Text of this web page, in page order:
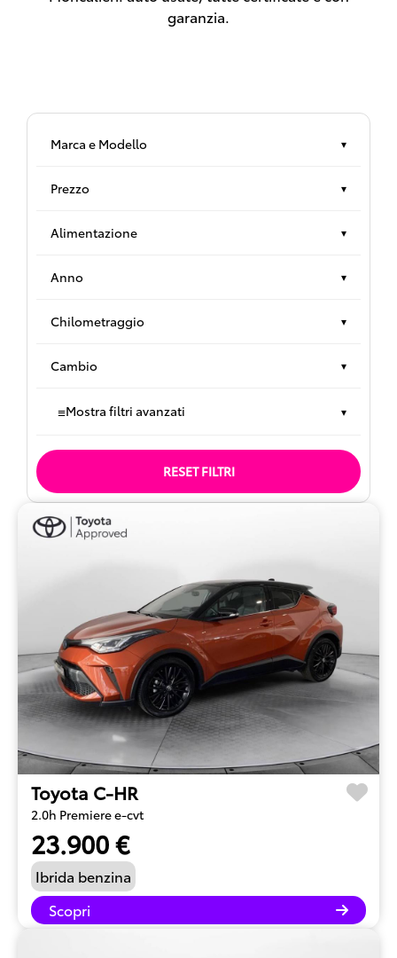
garanzia.
Marca e Modello ▾
Prezzo ▾
Alimentazione ▾
Anno ▾
Chilometraggio ▾
Cambio ▾
≡Mostra filtri avanzati ▾
RESET FILTRI
Toyota C-HR
2.0h Premiere e-cvt
23.900 €
Ibrida benzina
Scopri